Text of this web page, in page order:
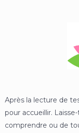
Après la lecture de
pour accueillir.
comprendre ou de